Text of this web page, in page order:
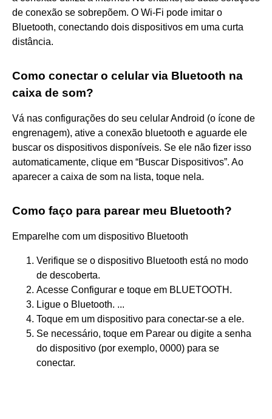
de conexão se sobrepõem. O Wi-Fi pode imitar o
Bluetooth, conectando dois dispositivos em uma curta
distância.
Como conectar o celular via Bluetooth na
caixa de som?
Vá nas configurações do seu celular Android (o ícone de
engrenagem), ative a conexão bluetooth e aguarde ele
buscar os dispositivos disponíveis. Se ele não fizer isso
automaticamente, clique em “Buscar Dispositivos”. Ao
aparecer a caixa de som na lista, toque nela.
Como faço para parear meu Bluetooth?
Emparelhe com um dispositivo Bluetooth
Verifique se o dispositivo Bluetooth está no modo
de descoberta.
Acesse Configurar e toque em BLUETOOTH.
Ligue o Bluetooth. ...
Toque em um dispositivo para conectar-se a ele.
Se necessário, toque em Parear ou digite a senha
do dispositivo (por exemplo, 0000) para se
conectar.